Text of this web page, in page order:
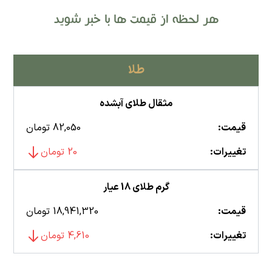
هر لحظه از قیمت ها با خبر شوید
طلا
مثقال طلای آبشده
قیمت:
82,050 تومان
تغییرات:
20 تومان
گرم طلای 18 عیار
قیمت:
18,941,320 تومان
تغییرات:
4,610 تومان